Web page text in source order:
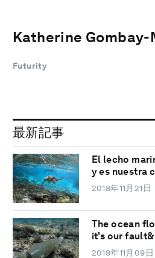
Katherine Gombay-
Futurity
最新記事
El lecho
y es nuestra
2018年11月21日
The ocean
it's our
2018年11月09日